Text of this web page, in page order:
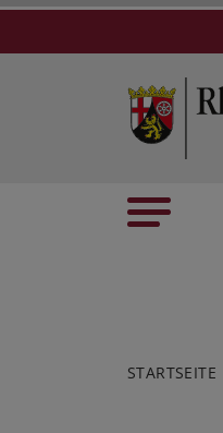
STARTSEITE